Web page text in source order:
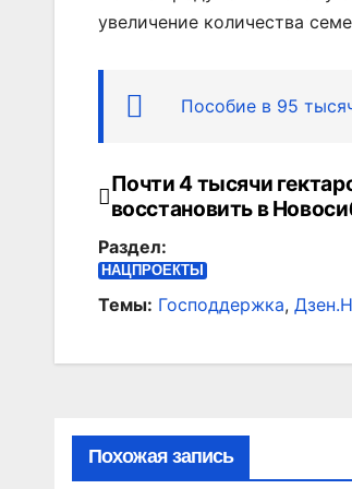
увеличение количества
Пособие в 95
Навигация
по
записям
Почти 4 тысячи
восстановить в
Раздел:
НАЦПРОЕКТЫ
Темы: Господдержка,
Похожая запись